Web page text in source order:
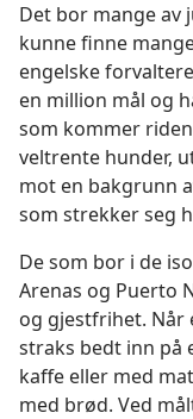
Det bor mange av
kunne finne
engelske
en million mål og
som kommer
veltrente hunder,
mot en bakgrunn
som strekker seg
De som bor i de
Arenas og Puerto
og gjestfrihet. Når
straks bedt inn på
kaffe eller med
med brød. Ved